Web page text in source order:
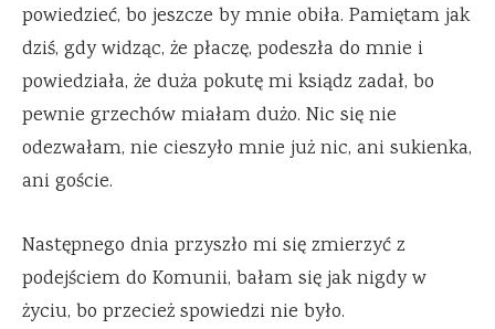
powiedzieć, bo jeszcze by mnie obiła. Pamiętam jak
dziś, gdy widząc, że płaczę, podeszła do mnie i
powiedziała, że duża pokutę mi ksiądz zadał, bo
pewnie grzechów miałam dużo. Nic się nie
odezwałam, nie cieszyło mnie już nic, ani sukienka,
ani goście.
Następnego dnia przyszło mi się zmierzyć z
podejściem do Komunii, bałam się jak nigdy w
życiu, bo przecież spowiedzi nie było.